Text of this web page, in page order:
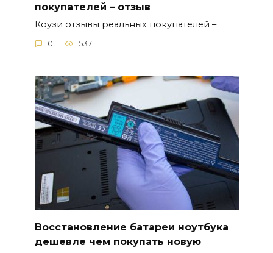
покупателей – отзыв
Коузи отзывы реальных покупателей –
0 537
Восстановление батареи ноутбука
дешевле чем покупать новую